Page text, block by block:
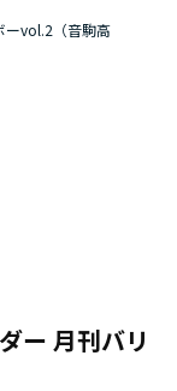
宮蝶鼠と
ーvol.2（音駒高
ー 月刊バリ